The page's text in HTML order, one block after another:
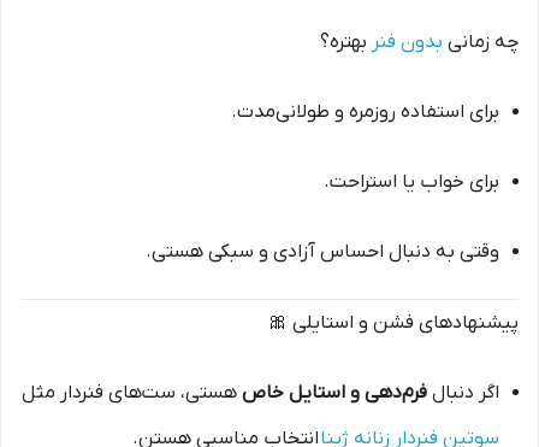
چه زمانی بدون فنر بهتره؟
برای استفاده روزمره و طولانی‌مدت.
برای خواب یا استراحت.
وقتی به دنبال احساس آزادی و سبکی هستی.
پیشنهادهای فشن و استایلی 🎀
اگر دنبال فرم‌دهی و استایل خاص هستی، ست‌های فنردار مثل
سوتین فنردار زنانه ژیناانتخاب مناسبی هستن.